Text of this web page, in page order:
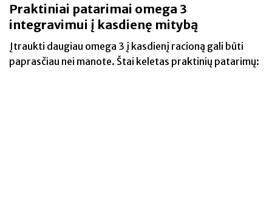
Praktiniai patarimai omega 3
integravimui į kasdienę mitybą
Įtraukti daugiau omega 3 į kasdienį racioną gali būti
paprasčiau nei manote. Štai keletas praktinių patarimų: